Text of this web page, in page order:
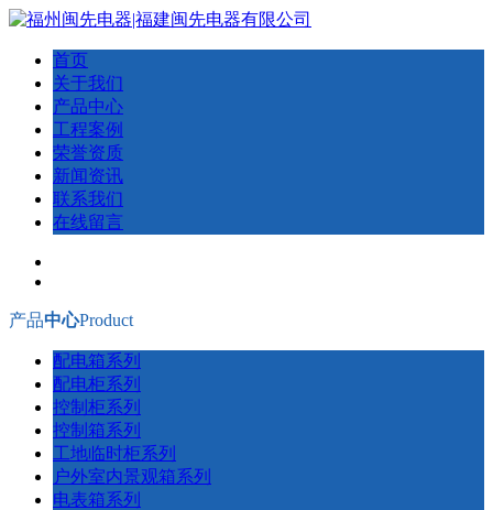
首页
关于我们
产品中心
工程案例
荣誉资质
新闻资讯
联系我们
在线留言
产品中心Product
配电箱系列
配电柜系列
控制柜系列
控制箱系列
工地临时柜系列
户外室内景观箱系列
电表箱系列